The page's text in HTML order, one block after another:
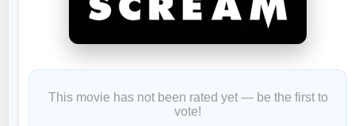
This movie has not been rated yet — be the first to
vote!